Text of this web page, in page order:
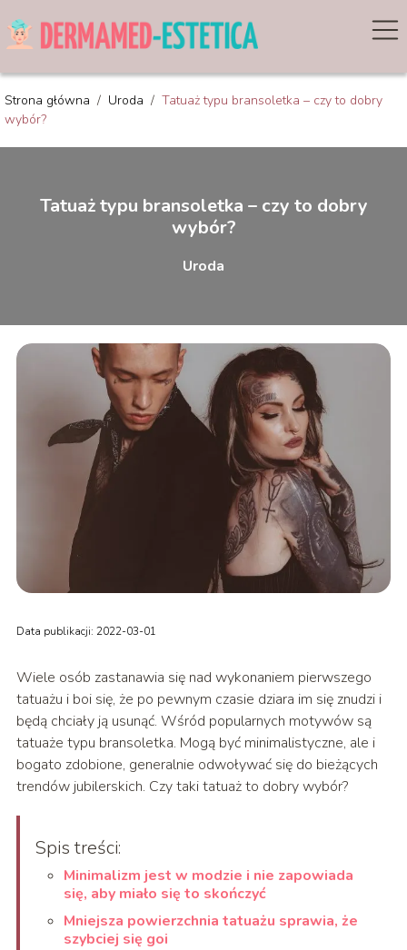
Strona główna / Uroda / Tatuaż typu bransoletka – czy to dobry
wybór?
Tatuaż typu bransoletka – czy to dobry
wybór?
Uroda
Data publikacji: 2022-03-01
Wiele osób zastanawia się nad wykonaniem pierwszego
tatuażu i boi się, że po pewnym czasie dziara im się znudzi i
będą chciały ją usunąć. Wśród popularnych motywów są
tatuaże typu bransoletka. Mogą być minimalistyczne, ale i
bogato zdobione, generalnie odwoływać się do bieżących
trendów jubilerskich. Czy taki tatuaż to dobry wybór?
Spis treści:
Minimalizm jest w modzie i nie zapowiada
się, aby miało się to skończyć
Mniejsza powierzchnia tatuażu sprawia, że
szybciej się goi